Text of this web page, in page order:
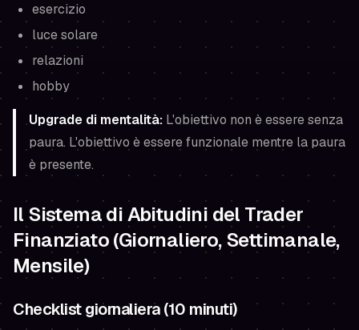
esercizio
luce solare
relazioni
hobby
Upgrade di mentalità: L'obiettivo non è essere senza
paura. L'obiettivo è essere funzionale mentre la paura
è presente.
Il Sistema di Abitudini del Trader
Finanziato (Giornaliero, Settimanale,
Mensile)
Checklist giornaliera (10 minuti)